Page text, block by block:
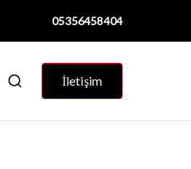
05356458404
İletişim